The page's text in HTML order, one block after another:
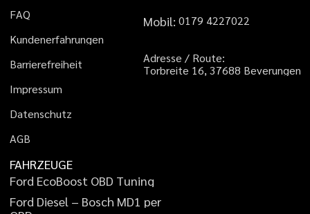
FAQ
Kundenerfahrungen
Barrierefreiheit
Impressum
Datenschutz
AGB
Mobil: 01 79 4227022
Adresse / Route:
Torbreite 16, 37688 Beverungen
FAHRZEUGE
Ford EcoBoost OBD Tuning
Ford Diesel – Bosch MD1 per